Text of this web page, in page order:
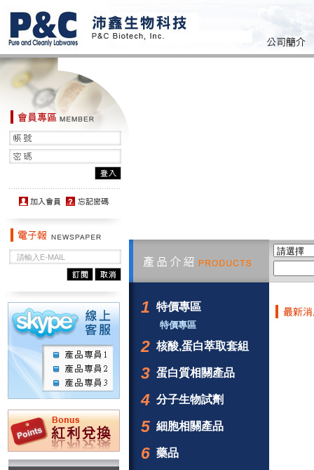
1 特價專區
特價專區
2 核酸,蛋白萃取套組
3 蛋白質相關產品
4 分子生物試劑
5 細胞相關產品
6 藥品